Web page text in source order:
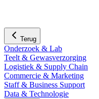
Terug
Onderzoek & Lab
Teelt & Gewasverzorging
Logistiek & Supply Chain
Commercie & Marketing
Staff & Business Support
Data & Technologie